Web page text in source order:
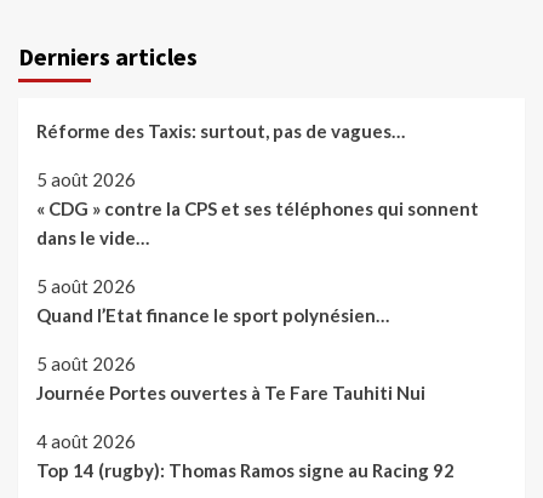
Derniers articles
Réforme des Taxis: surtout, pas de vagues…
5 août 2026
« CDG » contre la CPS et ses téléphones qui sonnent
dans le vide…
5 août 2026
Quand l’Etat finance le sport polynésien…
5 août 2026
Journée Portes ouvertes à Te Fare Tauhiti Nui
4 août 2026
Top 14 (rugby): Thomas Ramos signe au Racing 92